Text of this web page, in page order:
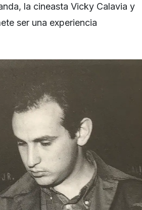
la cineasta Vicky Calavia y
ser una experiencia